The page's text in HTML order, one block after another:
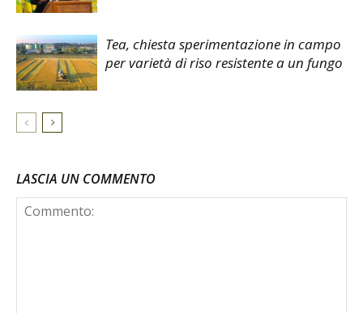
Tea, chiesta sperimentazione in campo
per varietà di riso resistente a un fungo
LASCIA UN COMMENTO